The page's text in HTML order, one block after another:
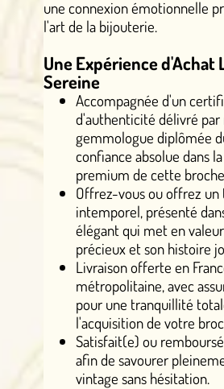
une connexion émotionnelle
l'art de la bijouterie.
Une Expérience d'Achat
Sereine
Accompagnée d'un
d'authenticité délivré par
gemmologue diplômée
confiance absolue dans
premium de cette
Offrez-vous ou offrez un
intemporel, présenté
élégant qui met en
précieux et son histoire
Livraison offerte en
métropolitaine, avec
pour une tranquillité
l'acquisition de votre
Satisfait(e) ou
afin de savourer
vintage sans hésitation.